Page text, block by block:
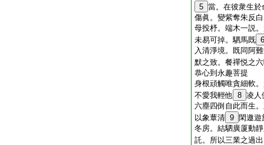
5 當。在彼衆生
傷眞。變紫奪朱反
母投杼。端木一説
未易可掉。駟馬既 6
入清淨境。既同阿
默之致。餐禪悦之
恭心到永趣菩提
身根頑觸唯貪細軟
不愛我輕他 8 凌人
六塵四倒自此而生
以象蕈清 9 閑遨遊
冬房。結駟廣厦動
託。所以三業之過